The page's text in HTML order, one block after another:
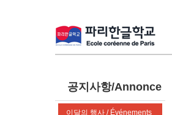
공지사항/Annonce
이달의 행사 / Événements